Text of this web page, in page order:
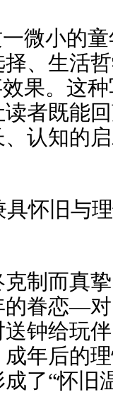
微小的
、生活
果。这
者既能
认知的
怀旧与
制而真
的眷恋—
钟给玩
年后的
了“怀旧